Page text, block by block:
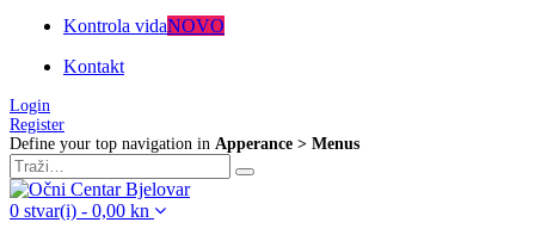
Kontrola vidaNOVO
Kontakt
Login
Register
Define your top navigation in Apperance > Menus
0 stvar(i) - 0,00 kn